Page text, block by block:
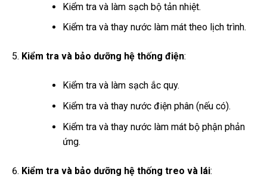
Kiểm tra và làm sạch bộ tản nhiệt.
Kiểm tra và thay nước làm mát theo lịch trình.
Kiểm tra và bảo dưỡng hệ thống điện:
Kiểm tra và làm sạch ắc quy.
Kiểm tra và thay nước điện phân (nếu có).
Kiểm tra và thay nước làm mát bộ phận phản
ứng.
Kiểm tra và bảo dưỡng hệ thống treo và lái: